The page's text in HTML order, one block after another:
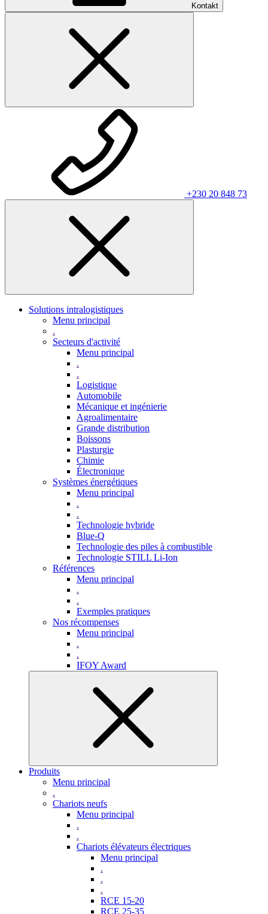
Kontakt
+230 20 848 73
Solutions intralogistiques
Menu principal
.
Secteurs d'activité
Menu principal
.
.
Logistique
Automobile
Mécanique et ingénierie
Agroalimentaire
Grande distribution
Boissons
Plasturgie
Chimie
Électronique
Systèmes énergétiques
Menu principal
.
.
Technologie hybride
Blue-Q
Technologie des piles à combustible
Technologie STILL Li-Ion
Références
Menu principal
.
.
Exemples pratiques
Nos récompenses
Menu principal
.
.
IFOY Award
Produits
Menu principal
.
Chariots neufs
Menu principal
.
.
Chariots élévateurs électriques
Menu principal
.
.
.
RCE 15-20
RCE 25-35